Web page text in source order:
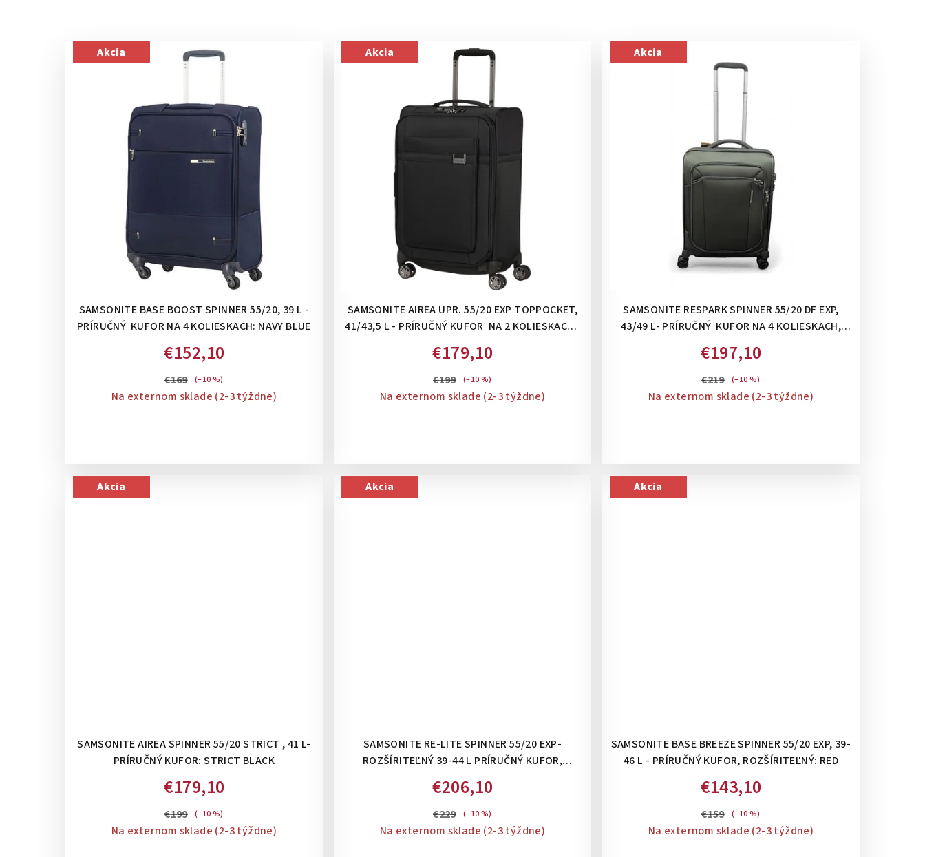
Akcia
SAMSONITE BASE BOOST SPINNER 55/20, 39 L -
PRÍRUČNÝ KUFOR NA 4 KOLIESKACH: NAVY BLUE
€152,10
€169 (–10 %)
Na externom sklade (2-3 týždne)
Akcia
SAMSONITE AIREA UPR. 55/20 EXP TOPPOCKET,
41/43,5 L - PRÍRUČNÝ KUFOR NA 2 KOLIESKACH,
€179,10
€199 (–10 %)
Na externom sklade (2-3 týždne)
Akcia
SAMSONITE RESPARK SPINNER 55/20 DF EXP,
43/49 L- PRÍRUČNÝ KUFOR NA 4 KOLIESKACH,
€197,10
€219 (–10 %)
Na externom sklade (2-3 týždne)
Akcia
SAMSONITE AIREA SPINNER 55/20 STRICT , 41 L-
PRÍRUČNÝ KUFOR: STRICT BLACK
€179,10
€199 (–10 %)
Na externom sklade (2-3 týždne)
Akcia
SAMSONITE RE-LITE SPINNER 55/20 EXP-
ROZŠÍRITEĽNÝ 39-44 L PRÍRUČNÝ KUFOR,
CENE: CAPRI BLUE
€206,10
€229 (–10 %)
Na externom sklade (2-3 týždne)
Akcia
SAMSONITE BASE BREEZE SPINNER 55/20 EXP, 39-
46 L - PRÍRUČNÝ KUFOR, ROZŠÍRITEĽNÝ: RED
€143,10
€159 (–10 %)
Na externom sklade (2-3 týždne)